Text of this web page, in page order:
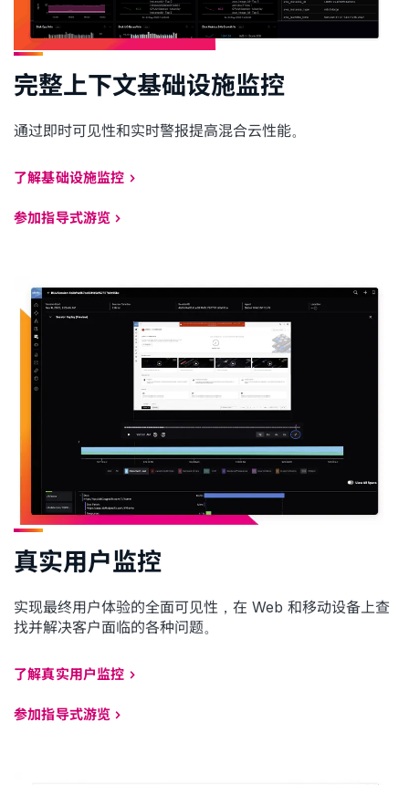
完整上下文基础设施监控
通过即时可见性和实时警报提高混合云性能。
了解基础设施监控
参加指导式游览
真实用户监控
实现最终用户体验的全面可见性，在 Web 和移动设备上查
找并解决客户面临的各种问题。
了解真实用户监控
参加指导式游览